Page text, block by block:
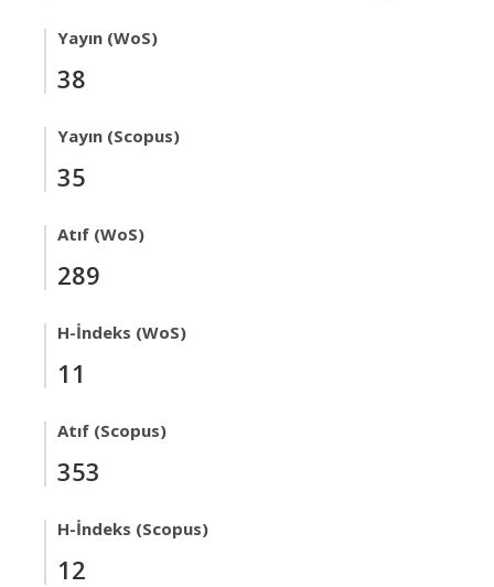
Yayın (WoS)
38
Yayın (Scopus)
35
Atıf (WoS)
289
H-İndeks (WoS)
11
Atıf (Scopus)
353
H-İndeks (Scopus)
12